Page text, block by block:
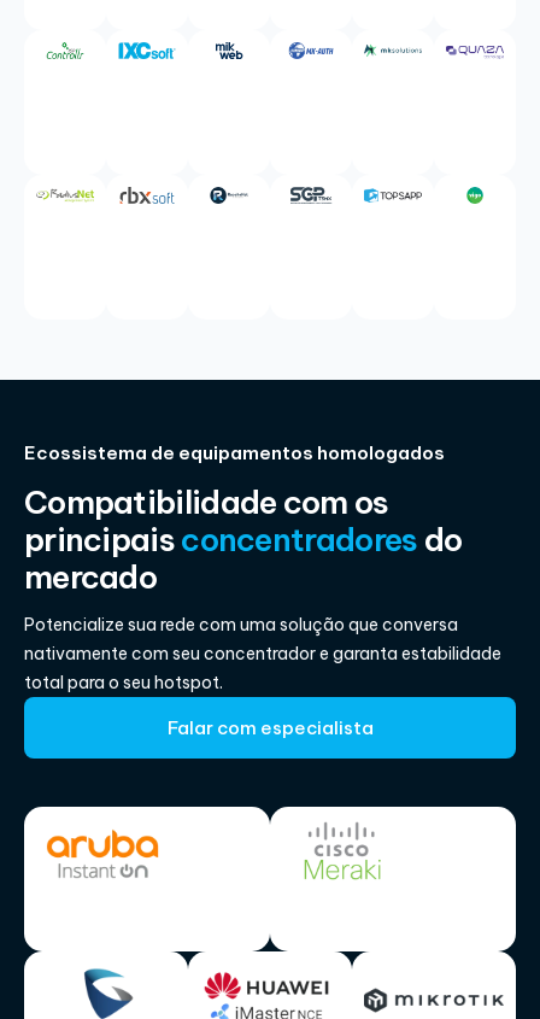
Ecossistema de equipamentos homologados
Compatibilidade com os
principaisconcentradores do
mercado
Potencialize sua rede com uma solução que conversa
nativamente com seu concentrador e garanta estabilidade
total para o seu hotspot.
Falar com especialista